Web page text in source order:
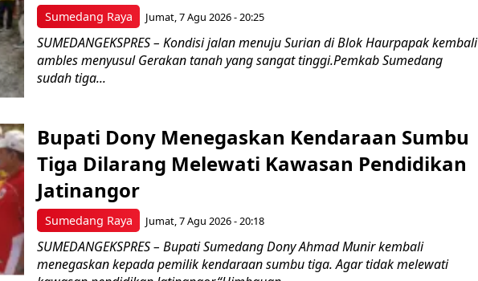
Sumedang Raya Jumat, 7 Agu 2026 - 20:25
SUMEDANGEKSPRES – Kondisi jalan menuju Surian di Blok Haurpapak kembali
ambles menyusul Gerakan tanah yang sangat tinggi.Pemkab Sumedang
sudah tiga...
Sumedang Raya
Bupati Dony Menegaskan Kendaraan Sumbu
Tiga Dilarang Melewati Kawasan Pendidikan
Jatinangor
Jumat, 7 Agu 2026 - 20:18
SUMEDANGEKSPRES – Bupati Sumedang Dony Ahmad Munir kembali
menegaskan kepada pemilik kendaraan sumbu tiga. Agar tidak melewati